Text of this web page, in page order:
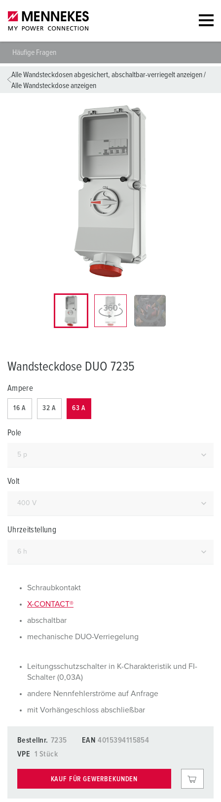
Häufige Fragen
Alle Wandsteckdosen abgesichert, abschaltbar-verriegelt anzeigen/
Alle Wandsteckdose anzeigen
Wandsteckdose DUO 7235
Ampere
16 A 32 A 63 A
Pole
Volt
Uhrzeitstellung
Schraubkontakt
X-CONTACT®
abschaltbar
mechanische DUO-Verriegelung
Leitungsschutzschalter in K-Charakteristik und FI-
Schalter (0,03A)
andere Nennfehlerströme auf Anfrage
mit Vorhängeschloss abschließbar
Bestellnr. 7235 EAN 4015394115854
VPE
1 Stück
KAUF FÜR GEWERBEKUNDEN